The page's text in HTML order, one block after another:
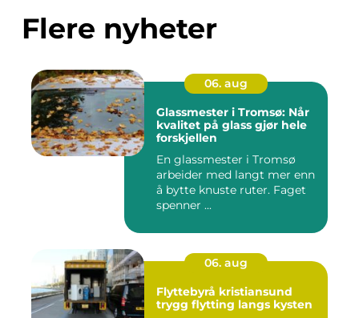
Flere nyheter
06. aug
Glassmester i Tromsø: Når
kvalitet på glass gjør hele
forskjellen
En glassmester i Tromsø
arbeider med langt mer enn
å bytte knuste ruter. Faget
spenner ...
06. aug
Flyttebyrå kristiansund
trygg flytting langs kysten